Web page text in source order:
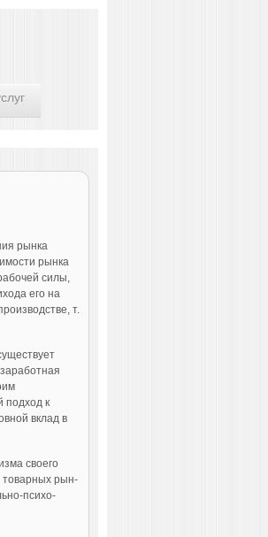
рынка
рынка
силы,
его на
т.
подход к
вклад в
своего
товарных рын­
психо­